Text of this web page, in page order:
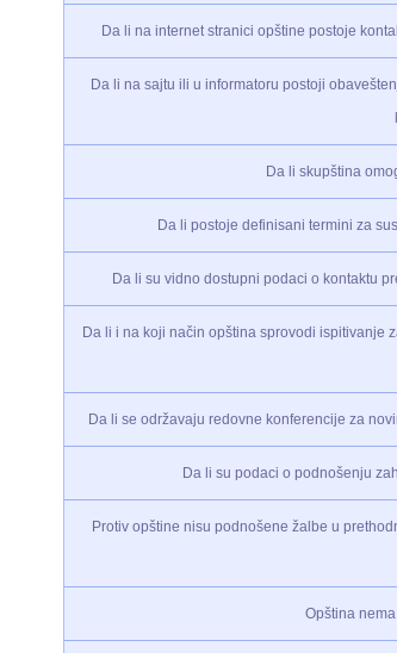
Da li na internet stranici opštine postoje
Da li na sajtu ili u informatoru postoji
Da li skupština
Da li postoje definisani termini za
Da li su vidno dostupni podaci o kontaktu
Da li i na koji način opština sprovodi ispitivanje
Da li se održavaju redovne konferencije za
Da li su podaci o podnošenju
Protiv opštine nisu podnošene žalbe u
Opština